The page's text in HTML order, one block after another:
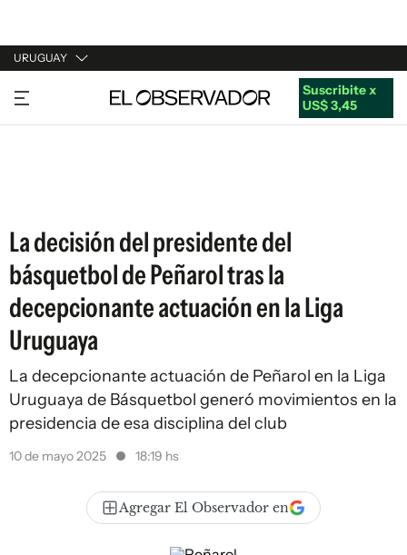
URUGUAY
URUGUAY
ARGENTINA
Suscribite x
US$ 3,45
La decisión del presidente del
básquetbol de Peñarol tras la
decepcionante actuación en la Liga
Uruguaya
La decepcionante actuación de Peñarol en la Liga
Uruguaya de Básquetbol generó movimientos en la
presidencia de esa disciplina del club
10 de mayo 2025 18:19 hs
Agregar El Observador en